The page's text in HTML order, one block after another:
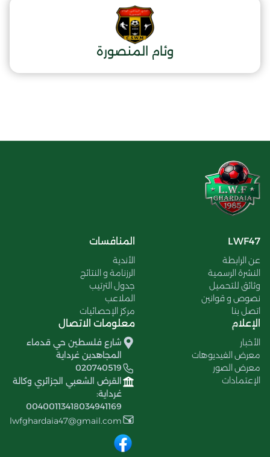
وئام المنصورة
LWF47
عن الرابطة
النشرة الرسمية
وثائق للتحميل
نصوص و قوانين
اتصل بنا
المنافسات
الأندية
الرزنامة و النتائج
جدول الترتيب
الملاعب
مركز الإحصائيات
الإعلام
الأخبار
معرض الفيديوهات
معرض الصور
الإعتمادات
معلومات الاتصال
شارع فلسطين حي قدماء
المجاهدين غرداية
020740519
القرض الشعبي الجزائري وكالة
غرداية:
00400113418034941169
lwfghardaia47@gmail.com